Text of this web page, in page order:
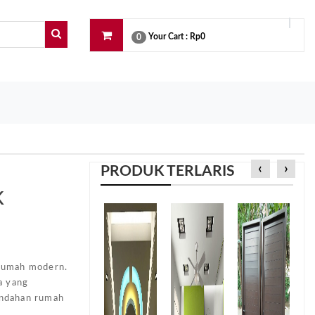
0 Your Cart : Rp0
modern.
yang
rumah
PRODUK TERLARIS ‹ ›